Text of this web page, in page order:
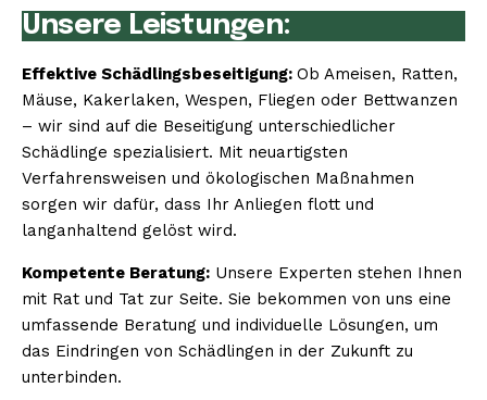
Unsere Leistungen:
Effektive Schädlingsbeseitigung: Ob Ameisen, Ratten,
Mäuse, Kakerlaken, Wespen, Fliegen oder Bettwanzen
– wir sind auf die Beseitigung unterschiedlicher
Schädlinge spezialisiert. Mit neuartigsten
Verfahrensweisen und ökologischen Maßnahmen
sorgen wir dafür, dass Ihr Anliegen flott und
langanhaltend gelöst wird.
Kompetente Beratung: Unsere Experten stehen Ihnen
mit Rat und Tat zur Seite. Sie bekommen von uns eine
umfassende Beratung und individuelle Lösungen, um
das Eindringen von Schädlingen in der Zukunft zu
unterbinden.